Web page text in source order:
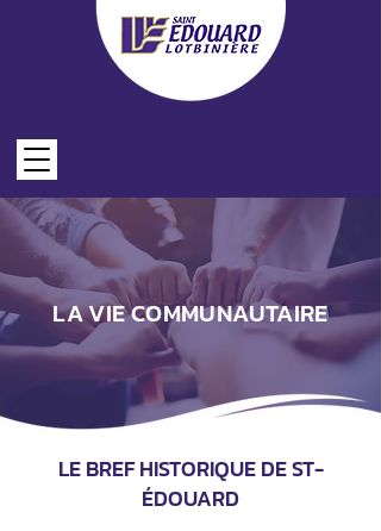
LES FORMULAIRES EN LIGNE
LA VIE COMMUNAUTAIRE
LE BREF HISTORIQUE DE ST-
ÉDOUARD